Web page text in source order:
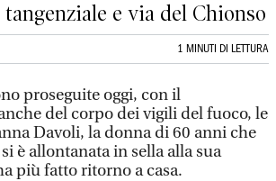
tangenziale e via del Chionso
1 MINUTI DI LETTURA
proseguite oggi, con il
del corpo dei vigili del fuoco, le
Davoli, la donna di 60 anni che
è allontanata in sella alla sua
più fatto ritorno a casa.